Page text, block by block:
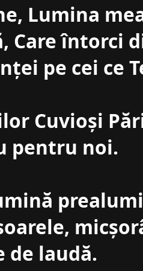
Lumina
Care întorci
pe cei ce
Cuvioşi
pentru noi.
de laudă.